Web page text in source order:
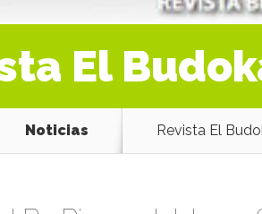
El
Noticias Revista El